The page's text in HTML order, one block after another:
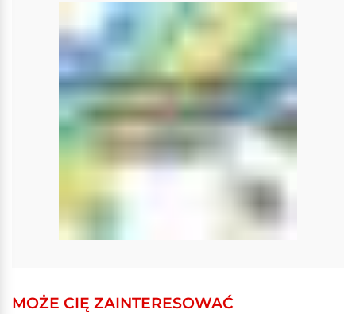
MOŻE CIĘ ZAINTERESOWAĆ